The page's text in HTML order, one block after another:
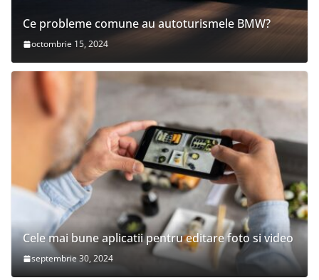
Ce probleme comune au autoturismele BMW?
octombrie 15, 2024
Cele mai bune aplicatii pentru editare foto si video
septembrie 30, 2024